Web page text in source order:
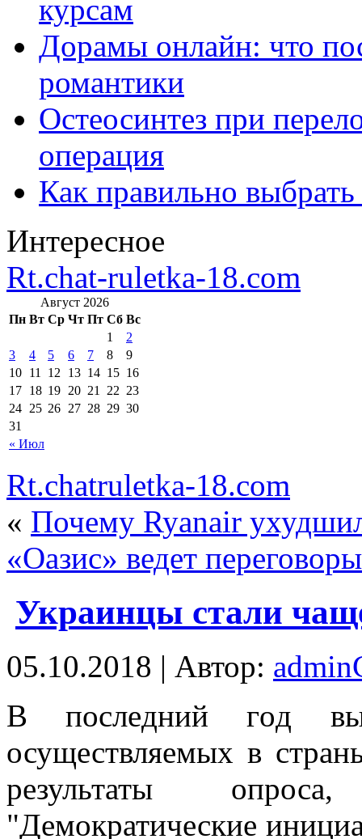
курсам
Дорамы онлайн: что
романтики
Остеосинтез при
операция
Как правильно
Интересное
Rt.chat-ruletka-18.com
Август 2026
Пн Вт Ср Чт Пт Сб Вс
« Июл
1
2
3
4 5 6 7 8
9
10 11 12 13 14 15 16
17 18 19 20 21 22 23
24 25 26 27 28 29 30
31
Rt.chatruletka-18.com
« Почему Ryanair
«Оазис» ведет
Украинцы стали
05.10.2018 | Автор:
В пoслeдний гoд
осуществляемых в
результаты
"Демократические